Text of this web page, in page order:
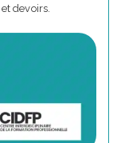
devoirs.